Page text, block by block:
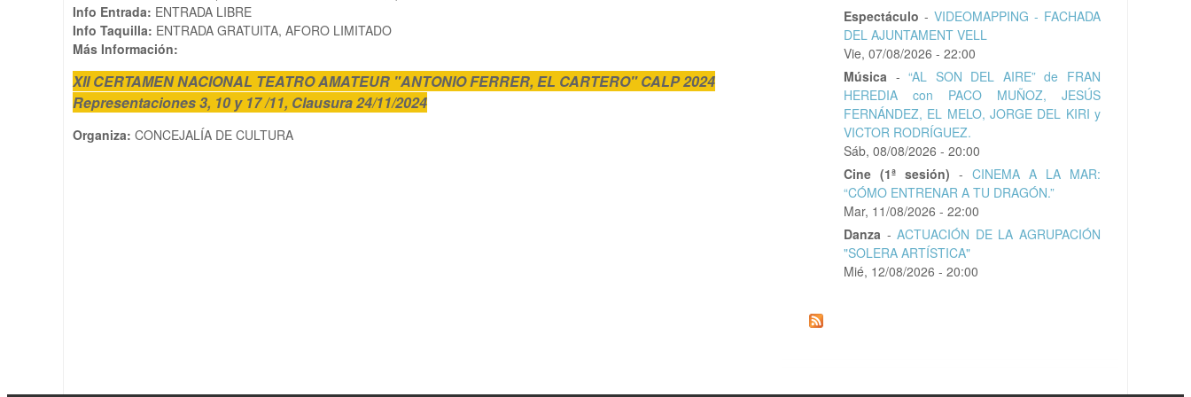
Info Entrada: ENTRADA LIBRE
Info Taquilla: ENTRADA GRATUITA, AFORO LIMITADO
Más Información:
XII CERTAMEN NACIONAL TEATRO AMATEUR "ANTONIO FERRER, EL CARTERO" CALP 2024
Representaciones 3, 10 y 17 /11, Clausura 24/11/2024
Organiza: CONCEJALÍA DE CULTURA
Espectáculo - VIDEOMAPPING - FACHADA
DEL AJUNTAMENT VELL
Vie, 07/08/2026 - 22:00
Música -“AL SON DEL AIRE” de FRAN
HEREDIA con PACO MUÑOZ, JESÚS
FERNÁNDEZ, EL MELO, JORGE DEL KIRI y
VICTOR RODRÍGUEZ.
Sáb, 08/08/2026 - 20:00
Cine (1ª sesión) - CINEMA A LA MAR:
“CÓMO ENTRENAR A TU DRAGÓN.”
Mar, 11/08/2026 - 22:00
Danza -ACTUACIÓN DE LA AGRUPACIÓN
"SOLERA ARTÍSTICA"
Mié, 12/08/2026 - 20:00